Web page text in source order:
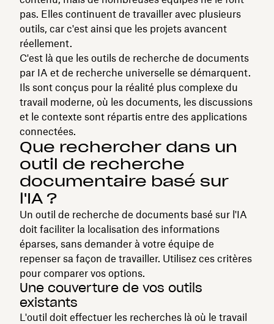
pas. Elles continuent de travailler avec plusieurs
outils, car c'est ainsi que les projets avancent
réellement.
C'est là que les outils de recherche de documents
par IA et de recherche universelle se démarquent.
Ils sont conçus pour la réalité plus complexe du
travail moderne, où les documents, les discussions
et le contexte sont répartis entre des applications
connectées.
Que rechercher dans un
outil de recherche
documentaire basé sur
l'IA ?
Un outil de recherche de documents basé sur l'IA
doit faciliter la localisation des informations
éparses, sans demander à votre équipe de
repenser sa façon de travailler. Utilisez ces critères
pour comparer vos options.
Une couverture de vos outils
existants
L'outil doit effectuer les recherches là où le travail